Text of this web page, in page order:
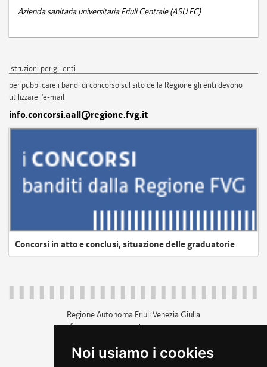
Noi usiamo i cookies
Azienda sanitaria universitaria Friuli Centrale (ASU FC)
istruzioni per gli enti
per pubblicare i bandi di concorso sul sito della Regione gli enti devono
utilizzare l'e-mail
info.concorsi.aall@regione.fvg.it
Concorsi in atto e conclusi, situazione delle graduatorie
Regione Autonoma Friuli Venezia Giulia
c.f. 80014930327; p.iva 00526040324
+39 040 3771111